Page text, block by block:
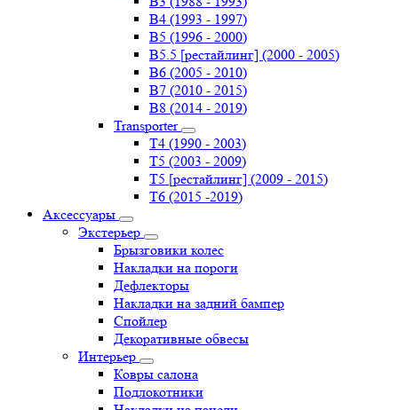
B4 (1993 - 1997)
B5 (1996 - 2000)
B5.5 [рестайлинг] (2000 - 2005)
B6 (2005 - 2010)
B7 (2010 - 2015)
B8 (2014 - 2019)
Transporter
Т4 (1990 - 2003)
Т5 (2003 - 2009)
Т5 [рестайлинг] (2009 - 2015)
Т6 (2015 -2019)
Аксессуары
Экстерьер
Брызговики колес
Накладки на пороги
Дефлекторы
Накладки на задний бампер
Спойлер
Декоративные обвесы
Интерьер
Ковры салона
Подлокотники